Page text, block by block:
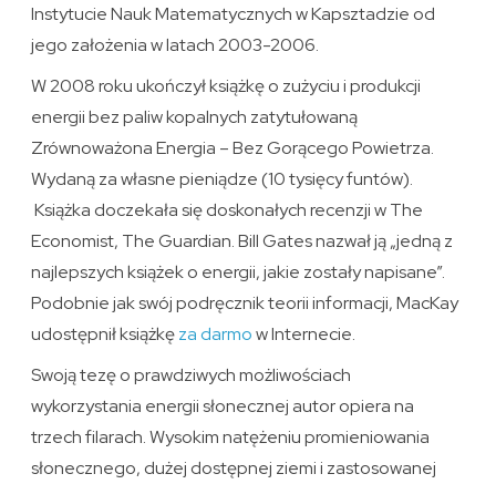
Instytucie Nauk Matematycznych w Kapsztadzie od
jego założenia w latach 2003-2006.
W 2008 roku ukończył książkę o zużyciu i produkcji
energii bez paliw kopalnych zatytułowaną
Zrównoważona Energia – Bez Gorącego Powietrza.
Wydaną za własne pieniądze (10 tysięcy funtów).
Książka doczekała się doskonałych recenzji w The
Economist, The Guardian. Bill Gates nazwał ją „jedną z
najlepszych książek o energii, jakie zostały napisane”.
Podobnie jak swój podręcznik teorii informacji, MacKay
udostępnił książkęza darmow Internecie.
Swoją tezę o prawdziwych możliwościach
wykorzystania energii słonecznej autor opiera na
trzech filarach. Wysokim natężeniu promieniowania
słonecznego, dużej dostępnej ziemi i zastosowanej